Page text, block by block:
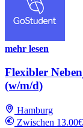
mehr lesen
Flexibler
(w/m/d)
Hamburg
Zwischen